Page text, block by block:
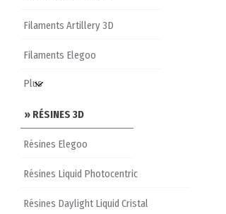
Filaments Artillery 3D
Filaments Elegoo
» RÉSINES 3D
Résines Elegoo
Résines Liquid Photocentric
Résines Daylight Liquid Cristal